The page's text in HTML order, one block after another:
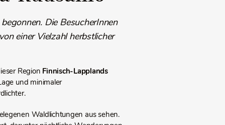
Die BesucherInnen
einer Vielzahl herbstlicher
Region Finnisch-Lapplands
und minimaler
Waldlichtungen aus sehen.